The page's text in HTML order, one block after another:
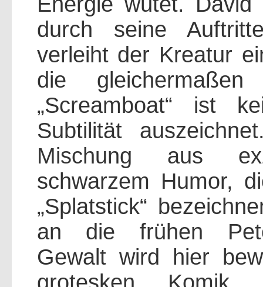
durch seine
verleiht der Kreatur
die
„Screamboat“ ist
Subtilität
Mischung aus
schwarzem Humor,
„Splatstick“
an die frühen
Gewalt wird hier